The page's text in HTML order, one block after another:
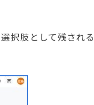
択肢として残される